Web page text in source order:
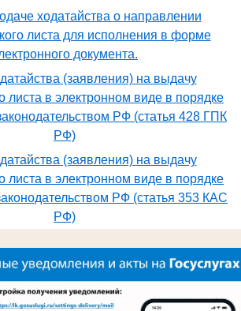
ходатайства о направлении
листа для исполнения в форме
документа.
(заявления) на выдачу
листа в электронном виде в порядке
РФ (статья 428 ГПК
РФ)
(заявления) на выдачу
листа в электронном виде в порядке
РФ (статья 353 КАС
РФ)